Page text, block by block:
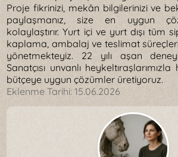
Proje fikrinizi, mekân bilgilerinizi ve
paylaşmanız, size en uygun
kolaylaştırır. Yurt içi ve yurt dışı tüm
kaplama, ambalaj ve teslimat
yönetmekteyiz. 22 yılı aşan
Sanatçısı unvanlı
bütçeye uygun çözümler üretiyoruz.
Eklenme Tarihi:15.06.2026